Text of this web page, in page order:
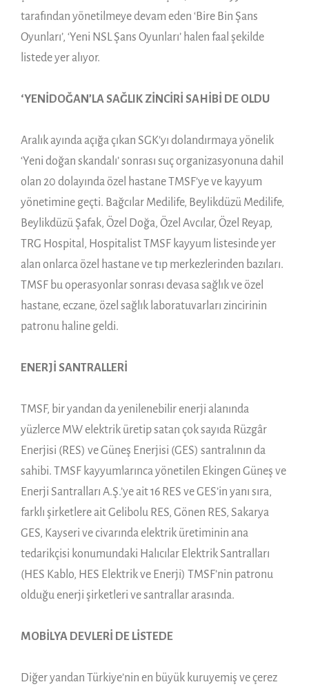
tarafından yönetilmeye devam eden ‘Bire Bin Şans
Oyunları’, ‘Yeni NSL Şans Oyunları’ halen faal şekilde
listede yer alıyor.
‘YENİDOĞAN’LA SAĞLIK ZİNCİRİ SAHİBİ DE OLDU
Aralık ayında açığa çıkan SGK’yı dolandırmaya yönelik
‘Yeni doğan skandalı’ sonrası suç organizasyonuna dahil
olan 20 dolayında özel hastane TMSF’ye ve kayyum
yönetimine geçti. Bağcılar Medilife, Beylikdüzü Medilife,
Beylikdüzü Şafak, Özel Doğa, Özel Avcılar, Özel Reyap,
TRG Hospital, Hospitalist TMSF kayyum listesinde yer
alan onlarca özel hastane ve tıp merkezlerinden bazıları.
TMSF bu operasyonlar sonrası devasa sağlık ve özel
hastane, eczane, özel sağlık laboratuvarları zincirinin
patronu haline geldi.
ENERJİ SANTRALLERİ
TMSF, bir yandan da yenilenebilir enerji alanında
yüzlerce MW elektrik üretip satan çok sayıda Rüzgâr
Enerjisi (RES) ve Güneş Enerjisi (GES) santralının da
sahibi. TMSF kayyumlarınca yönetilen Ekingen Güneş ve
Enerji Santralları A.Ş.’ye ait 16 RES ve GES’in yanı sıra,
farklı şirketlere ait Gelibolu RES, Gönen RES, Sakarya
GES, Kayseri ve civarında elektrik üretiminin ana
tedarikçisi konumundaki Halıcılar Elektrik Santralları
(HES Kablo, HES Elektrik ve Enerji) TMSF’nin patronu
olduğu enerji şirketleri ve santrallar arasında.
MOBİLYA DEVLERİ DE LİSTEDE
Diğer yandan Türkiye’nin en büyük kuruyemiş ve çerez